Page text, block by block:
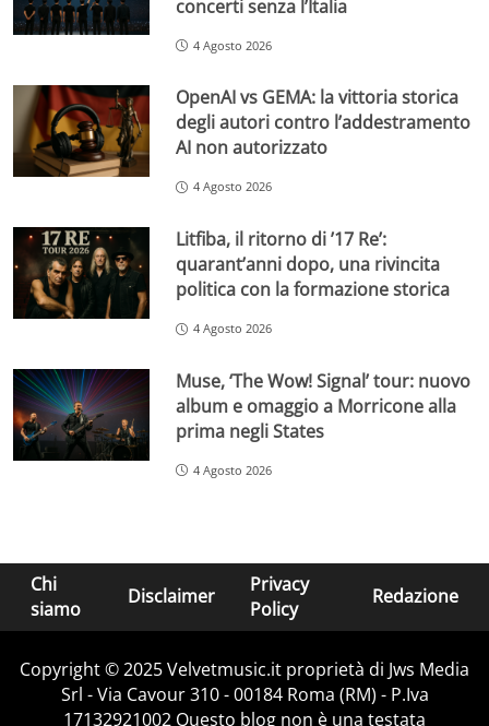
concerti senza l’Italia
4 Agosto 2026
OpenAI vs GEMA: la vittoria storica
degli autori contro l’addestramento
AI non autorizzato
4 Agosto 2026
Litfiba, il ritorno di ’17 Re’:
quarant’anni dopo, una rivincita
politica con la formazione storica
4 Agosto 2026
Muse, ‘The Wow! Signal’ tour: nuovo
album e omaggio a Morricone alla
prima negli States
4 Agosto 2026
Chi
siamo
Disclaimer
Privacy
Policy
Redazione
Copyright © 2025 Velvetmusic.it proprietà di Jws Media
Srl - Via Cavour 310 - 00184 Roma (RM) - P.Iva
17132921002 Questo blog non è una testata